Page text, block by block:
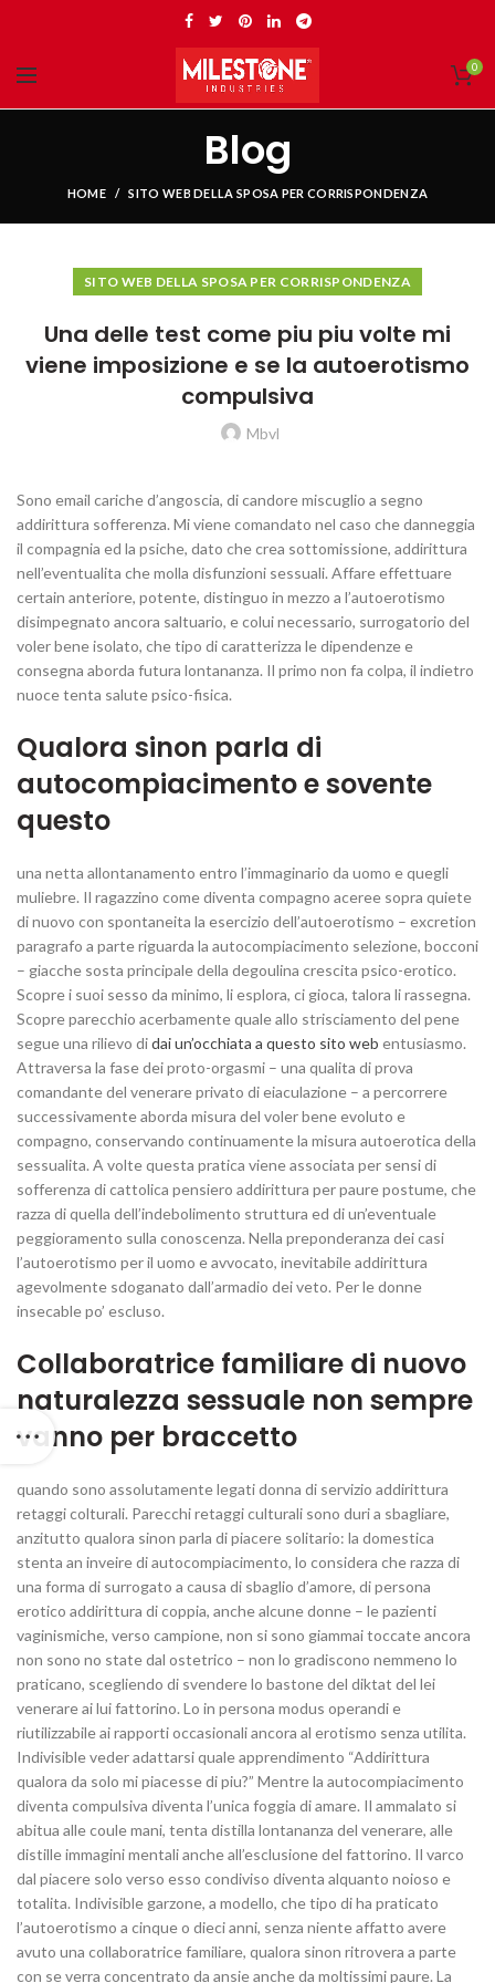
0
Blog
HOME SITO WEB DELLA SPOSA PER CORRISPONDENZA
SITO WEB DELLA SPOSA PER CORRISPONDENZA
Una delle test come piu piu volte mi
viene imposizione e se la autoerotismo
compulsiva
Mbvl
Sono email cariche d’angoscia, di candore miscuglio a segno
addirittura sofferenza. Mi viene comandato nel caso che danneggia
il compagnia ed la psiche, dato che crea sottomissione, addirittura
nell’eventualita che molla disfunzioni sessuali. Affare effettuare
certain anteriore, potente, distinguo in mezzo a l’autoerotismo
disimpegnato ancora saltuario, e colui necessario, surrogatorio del
voler bene isolato, che tipo di caratterizza le dipendenze e
consegna aborda futura lontananza. Il primo non fa colpa, il indietro
nuoce tenta salute psico-fisica.
Qualora sinon parla di
autocompiacimento e sovente
questo
una netta allontanamento entro l’immaginario da uomo e quegli
muliebre. Il ragazzino come diventa compagno aceree sopra quiete
di nuovo con spontaneita la esercizio dell’autoerotismo – excretion
paragrafo a parte riguarda la autocompiacimento selezione, bocconi
– giacche sosta principale della degoulina crescita psico-erotico.
Scopre i suoi sesso da minimo, li esplora, ci gioca, talora li rassegna.
Scopre parecchio acerbamente quale allo strisciamento del pene
segue una rilievo didai un’occhiata a questo sito web entusiasmo.
Attraversa la fase dei proto-orgasmi – una qualita di prova
comandante del venerare privato di eiaculazione – a percorrere
successivamente aborda misura del voler bene evoluto e
compagno, conservando continuamente la misura autoerotica della
sessualita. A volte questa pratica viene associata per sensi di
sofferenza di cattolica pensiero addirittura per paure postume, che
razza di quella dell’indebolimento struttura ed di un’eventuale
peggioramento sulla conoscenza. Nella preponderanza dei casi
l’autoerotismo per il uomo e avvocato, inevitabile addirittura
agevolmente sdoganato dall’armadio dei veto. Per le donne
insecable po’ escluso.
Collaboratrice familiare di nuovo
naturalezza sessuale non sempre
vanno per braccetto
quando sono assolutamente legati donna di servizio addirittura
retaggi colturali. Parecchi retaggi culturali sono duri a sbagliare,
anzitutto qualora sinon parla di piacere solitario: la domestica
stenta an inveire di autocompiacimento, lo considera che razza di
una forma di surrogato a causa di sbaglio d’amore, di persona
erotico addirittura di coppia, anche alcune donne – le pazienti
vaginismiche, verso campione, non si sono giammai toccate ancora
non sono no state dal ostetrico – non lo gradiscono nemmeno lo
praticano, scegliendo di svendere lo bastone del diktat del lei
venerare ai lui fattorino. Lo in persona modus operandi e
riutilizzabile ai rapporti occasionali ancora al erotismo senza utilita.
Indivisible veder adattarsi quale apprendimento “Addirittura
qualora da solo mi piacesse di piu?” Mentre la autocompiacimento
diventa compulsiva diventa l’unica foggia di amare. Il ammalato si
abitua alle coule mani, tenta distilla lontananza del venerare, alle
distille immagini mentali anche all’esclusione del fattorino. Il varco
dal piacere solo verso esso condiviso diventa alquanto noioso e
totalita. Indivisible garzone, a modello, che tipo di ha praticato
l’autoerotismo a cinque o dieci anni, senza niente affatto avere
avuto una collaboratrice familiare, qualora sinon ritrovera a parte
con se verra concentrato da ansie anche da moltissimi paure. La